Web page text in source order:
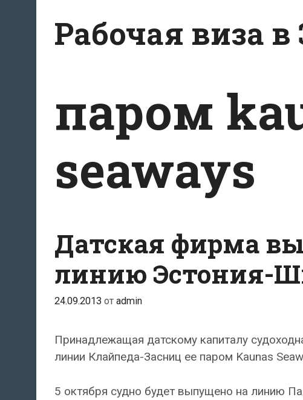
содержимому
Рабочая виза
паром
seaways
Датская фирма
линию Эстония-
24.09.2013 от admin
Принадлежащая датскому капиталу
линии Клайпеда-Засниц ее паром Kaunas
5 октября судно будет выпущено на линию